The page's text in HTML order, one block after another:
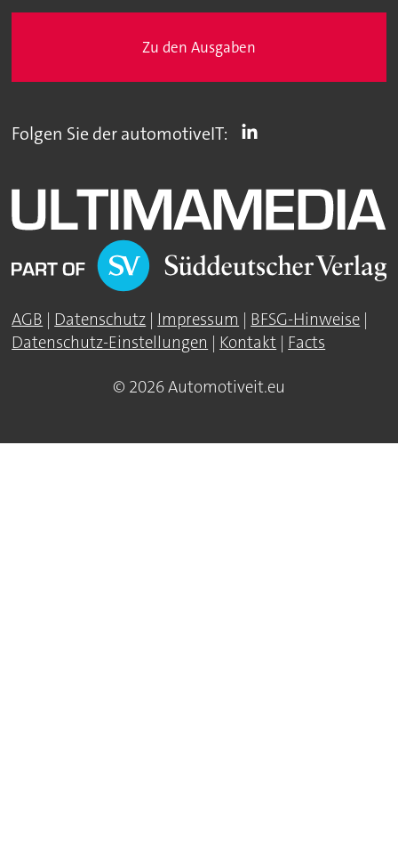
Zu den Ausgaben
Folgen Sie der automotiveIT:
AGB Datenschutz Impressum BFSG-Hinweise
Datenschutz-Einstellungen
Kontakt Facts
© 2026 Automotiveit.eu